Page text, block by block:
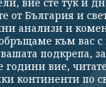
Политика за
от България и
анализи и
към вас с
подкрепа,
вие,
континенти по